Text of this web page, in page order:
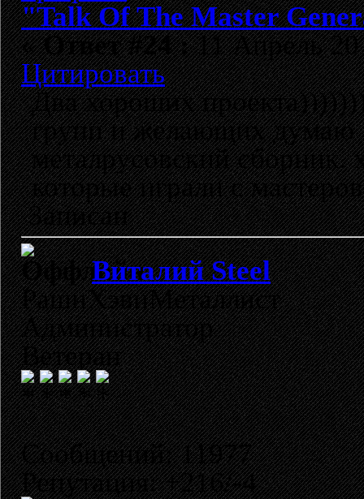
"Talk Of The Master
«Ответ #24 :11 Апрель
Цитировать
Два хороших
групп и желающих думаю
металрусовский сборник.
которые играли с
Записан
Виталий Steel
РашнХэвиМеталлист
Администратор
Ветеран
Сообщений: 11977
Репутация: +216/-4